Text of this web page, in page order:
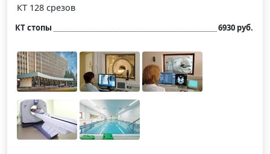
КТ 128 срезов
КТ стопы 6930 руб.